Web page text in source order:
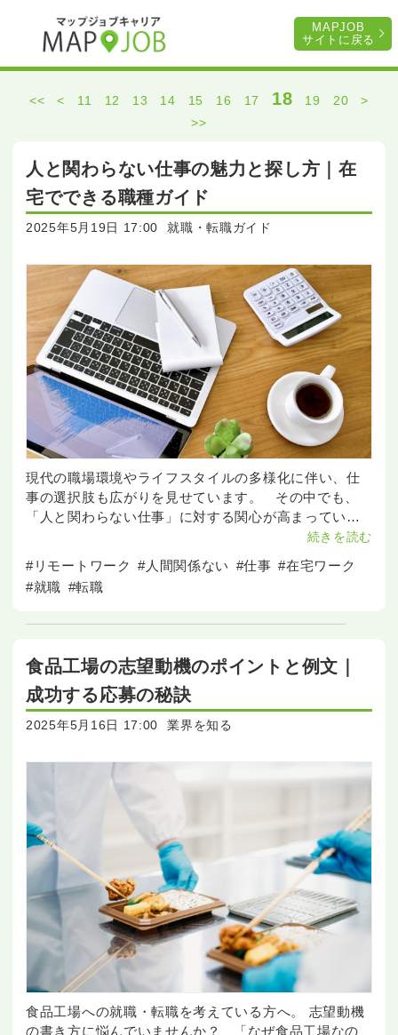
MAPJOB
サイトに戻る
<< < 11 12 13 14 15 16 17 18 19 20
>
>>
人と関わらない仕事の魅力と探し方｜在
宅でできる職種ガイド
2025年5月19日 17:00 就職・転職ガイド
現代の職場環境やライフスタイルの多様化に伴い、仕
事の選択肢も広がりを見せています。 その中でも、
「人と関わらない仕事」に対する関心が高まっていま
伴わない業種、高収入が期待できる仕事
#リモートワーク #人間関係ない #仕事 #在宅ワーク
#就職 #転職
続きを読む
食品工場の志望動機のポイントと例文｜
成功する応募の秘訣
2025年5月16日 17:00 業界を知る
食品工場への就職・転職を考えている方へ。 志望動機
の書き方に悩んでいませんか？ 「なぜ食品工場なの